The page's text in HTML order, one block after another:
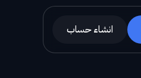
انشاء حساب